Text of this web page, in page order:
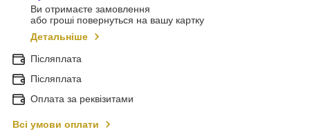
Ви отримаєте замовлення
або гроші повернуться на вашу картку
Детальніше
Післяплата
Післяплата
Оплата за реквізитами
Всі умови оплати